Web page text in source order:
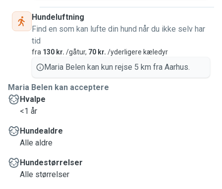
Hundeluftning
Find en som kan lufte din hund når du ikke selv har
tid
fra 130 kr. /gåtur, 70 kr. /yderligere kæledyr
Maria Belen kan kun rejse 5 km fra Aarhus.
Maria Belen kan acceptere
Hvalpe
<1 år
Hundealdre
Alle aldre
Hundestørrelser
Alle størrelser